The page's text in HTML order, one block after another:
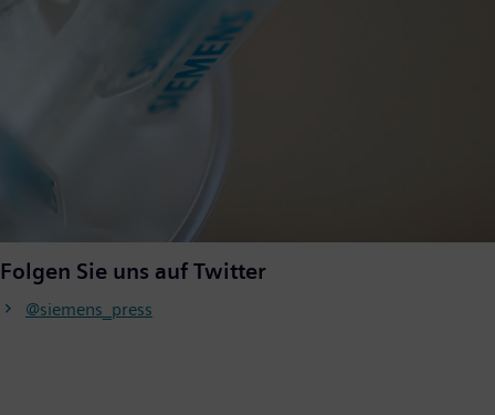
Folgen Sie uns auf Twitter
@siemens_press